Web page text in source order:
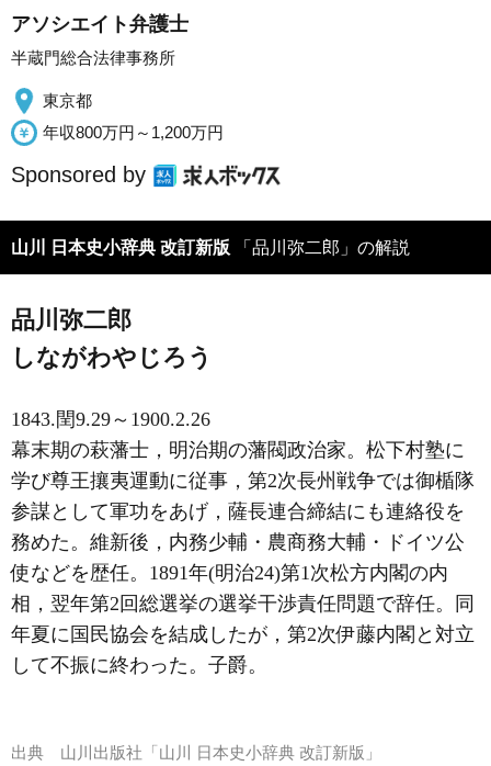
アソシエイト弁護士
半蔵門総合法律事務所
東京都
年収800万円～1,200万円
Sponsored by
山川 日本史小辞典 改訂新版 「品川弥二郎」の解説
品川弥二郎
しながわやじろう
1843.閏9.29～1900.2.26
幕末期の萩藩士，明治期の藩閥政治家。松下村塾に
学び尊王攘夷運動に従事，第2次長州戦争では御楯隊
参謀として軍功をあげ，薩長連合締結にも連絡役を
務めた。維新後，内務少輔・農商務大輔・ドイツ公
使などを歴任。1891年(明治24)第1次松方内閣の内
相，翌年第2回総選挙の選挙干渉責任問題で辞任。同
年夏に国民協会を結成したが，第2次伊藤内閣と対立
して不振に終わった。子爵。
出典 山川出版社「山川 日本史小辞典 改訂新版」